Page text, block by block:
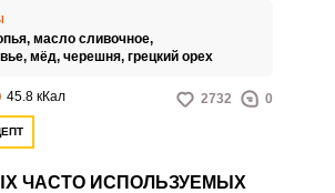
масло сливочное,
мёд, черешня, грецкий орех
45.8 кКал 2732 0
ЧАСТО ИСПОЛЬЗУЕМЫХ